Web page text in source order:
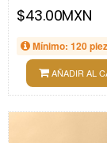
$43.00MXN
Mínimo: 120
AÑADIR AL